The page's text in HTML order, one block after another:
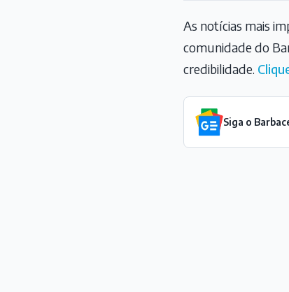
As notícias mais
comunidade do
credibilidade.
Siga o